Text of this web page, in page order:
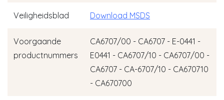
Veiligheidsblad Download MSDS
Voorgaande
productnummers
CA6707/00 - CA6707 - E-0441 -
E0441 - CA6707/10 - CA6707/00 -
CA6707 - CA-6707/10 - CA670710
- CA670700